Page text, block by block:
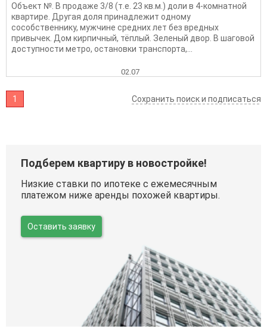
Объект №. В продаже 3/8 (т.е. 23 кв.м.) доли в 4-комнатной
квартире. Другая доля принадлежит одному
сособственнику, мужчине средних лет без вредных
привычек. Дом кирпичный, тёплый. Зеленый двор. В шаговой
доступности метро, остановки транспорта,...
02.07
1 Сохранить поиск и подписаться
Подберем квартиру в новостройке!
Низкие ставки по ипотеке с ежемесячным
платежом ниже аренды похожей квартиры.
Оставить заявку